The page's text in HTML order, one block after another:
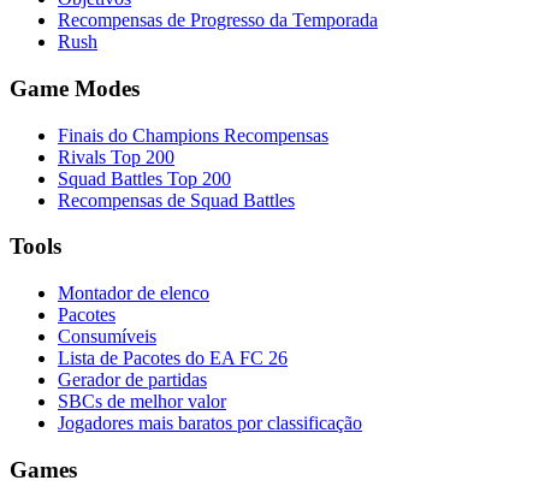
Recompensas de Progresso da Temporada
Rush
Game Modes
Finais do Champions Recompensas
Rivals Top 200
Squad Battles Top 200
Recompensas de Squad Battles
Tools
Montador de elenco
Pacotes
Consumíveis
Lista de Pacotes do EA FC 26
Gerador de partidas
SBCs de melhor valor
Jogadores mais baratos por classificação
Games